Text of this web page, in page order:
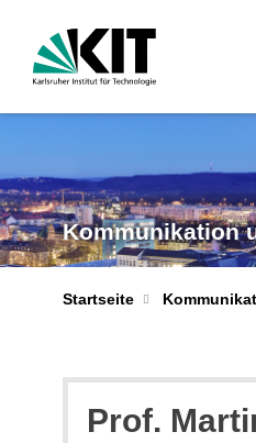
Kommunikation
Startseite
Prof.